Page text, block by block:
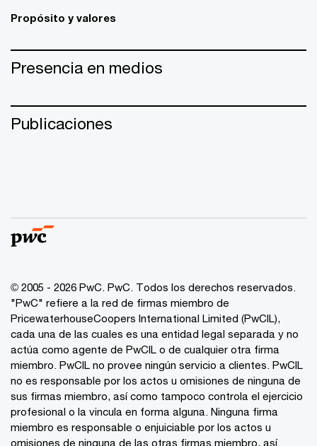
Propósito y valores
Presencia en medios
Publicaciones
© 2005 - 2026 PwC. PwC. Todos los derechos reservados.
"PwC" refiere a la red de firmas miembro de
PricewaterhouseCoopers International Limited (PwCIL),
cada una de las cuales es una entidad legal separada y no
actúa como agente de PwCIL o de cualquier otra firma
miembro. PwCIL no provee ningún servicio a clientes. PwCIL
no es responsable por los actos u omisiones de ninguna de
sus firmas miembro, así como tampoco controla el ejercicio
profesional o la vincula en forma alguna. Ninguna firma
miembro es responsable o enjuiciable por los actos u
omisiones de ninguna de las otras firmas miembro, así